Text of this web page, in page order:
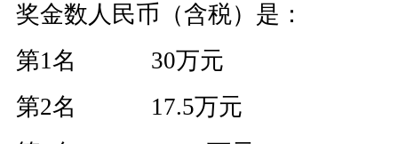
奖金数人民币（含税）是：
第1名 30万元
第2名 17.5万元